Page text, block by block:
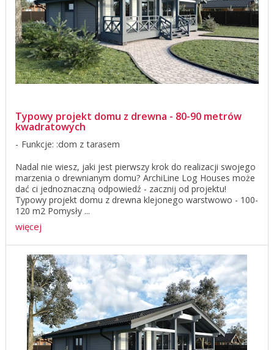
Typowy projekt domu z drewna - 80-90 metrów
kwadratowych
Funkcje: :dom z tarasem
Nadal nie wiesz, jaki jest pierwszy krok do realizacji swojego
marzenia o drewnianym domu? ArchiLine Log Houses może
dać ci jednoznaczną odpowiedź - zacznij od projektu!
Typowy projekt domu z drewna klejonego warstwowo - 100-
120 m2 Pomysły ...
więcej